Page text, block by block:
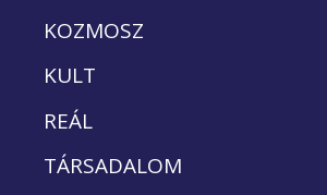
KOZMOSZ
KULT
REÁL
TÁRSADALOM